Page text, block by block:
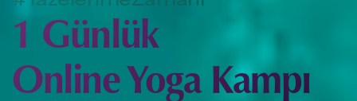
1 Günlük
Online Yoga Kampı